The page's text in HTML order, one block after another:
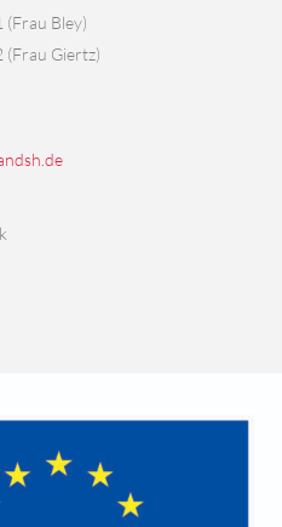
Bley)
(Frau Giertz)